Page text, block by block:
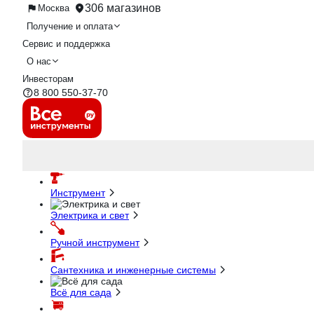
Москва 306 магазинов
Получение и оплата
Сервис и поддержка
О нас
Инвесторам
8 800 550-37-70
Инструмент
Электрика и свет
Ручной инструмент
Сантехника и инженерные системы
Всё для сада